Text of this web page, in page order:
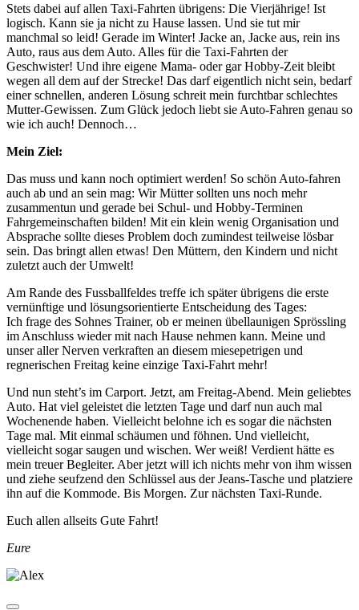
Stets dabei auf allen Taxi-Fahrten übrigens: Die Vierjährige! Ist
logisch. Kann sie ja nicht zu Hause lassen. Und sie tut mir
manchmal so leid! Gerade im Winter! Jacke an, Jacke aus, rein ins
Auto, raus aus dem Auto. Alles für die Taxi-Fahrten der
Geschwister! Und ihre eigene Mama- oder gar Hobby-Zeit bleibt
wegen all dem auf der Strecke! Das darf eigentlich nicht sein, bedarf
einer schnellen, anderen Lösung schreit mein furchtbar schlechtes
Mutter-Gewissen. Zum Glück jedoch liebt sie Auto-Fahren genau so
wie ich auch! Dennoch…
Mein Ziel:
Das muss und kann noch optimiert werden! So schön Auto-fahren
auch ab und an sein mag: Wir Mütter sollten uns noch mehr
zusammentun und gerade bei Schul- und Hobby-Terminen
Fahrgemeinschaften bilden! Mit ein klein wenig Organisation und
Absprache sollte dieses Problem doch zumindest teilweise lösbar
sein. Das bringt allen etwas! Den Müttern, den Kindern und nicht
zuletzt auch der Umwelt!
Am Rande des Fussballfeldes treffe ich später übrigens die erste
vernünftige und lösungsorientierte Entscheidung des Tages:
Ich frage des Sohnes Trainer, ob er meinen übellaunigen Sprössling
im Anschluss wieder mit nach Hause nehmen kann. Meine und
unser aller Nerven verkraften an diesem miesepetrigen und
regnerischen Freitag keine einzige Taxi-Fahrt mehr!
Und nun steht’s im Carport. Jetzt, am Freitag-Abend. Mein geliebtes
Auto. Hat viel geleistet die letzten Tage und darf nun auch mal
Wochenende haben. Vielleicht belohne ich es sogar die nächsten
Tage mal. Mit einmal schäumen und föhnen. Und vielleicht,
vielleicht sogar saugen und wischen. Wer weiß! Verdient hätte es
mein treuer Begleiter. Aber jetzt will ich nichts mehr von ihm wissen
und ziehe seufzend den Schlüssel aus der Jeans-Tasche und platziere
ihn auf die Kommode. Bis Morgen. Zur nächsten Taxi-Runde.
Euch allen allseits Gute Fahrt!
Eure